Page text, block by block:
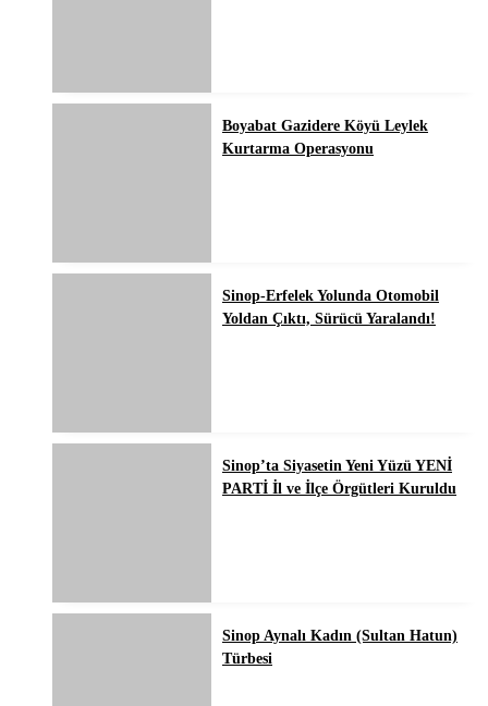
Boyabat Gazidere Köyü Leylek
Kurtarma Operasyonu
Sinop-Erfelek Yolunda Otomobil
Yoldan Çıktı, Sürücü Yaralandı!
Sinop’ta Siyasetin Yeni Yüzü YENİ
PARTİ İl ve İlçe Örgütleri Kuruldu
Sinop Aynalı Kadın (Sultan Hatun)
Türbesi